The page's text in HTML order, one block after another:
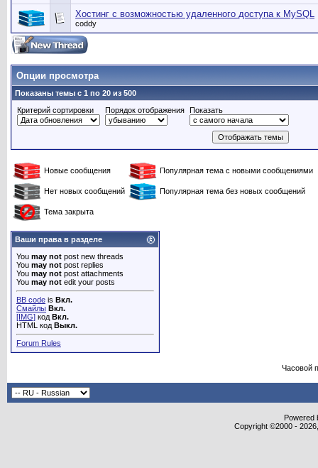
Хостинг с возможностью удаленного доступа к MySQL
coddy
Опции просмотра
Показаны темы с 1 по 20 из 500
Критерий сортировки
Порядок отображения Показать
Новые сообщения Популярная тема с новыми сообщениями
Нет новых сообщений Популярная тема без новых сообщений
Тема закрыта
Ваши права в разделе
You may not post new threads
You may not post replies
You may not post attachments
You may not edit your posts
BB code is Вкл.
Смайлы Вкл.
[IMG] код Вкл.
HTML код Выкл.
Forum Rules
Часовой
Powered
Copyright ©2000 -